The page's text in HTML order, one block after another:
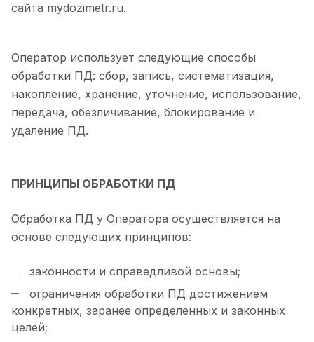
сайта mydozimetr.ru.
Оператор использует следующие способы
обработки ПД: сбор, запись, систематизация,
накопление, хранение, уточнение, использование,
передача, обезличивание, блокирование и
удаление ПД.
ПРИНЦИПЫ ОБРАБОТКИ ПД
Обработка ПД у Оператора осуществляется на
основе следующих принципов:
законности и справедливой основы;
ограничения обработки ПД достижением
конкретных, заранее определенных и законных
целей;